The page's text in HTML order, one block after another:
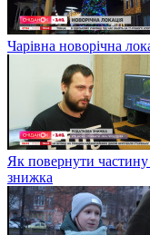
Чарівна новорічна
Як повернути
знижка